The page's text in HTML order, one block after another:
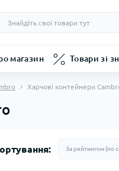
магазин Товари зі
Харчові контейнери